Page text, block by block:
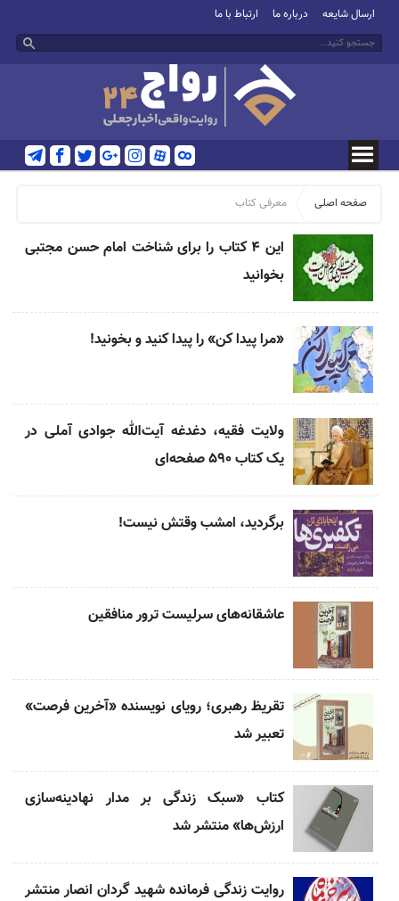
ارسال شایعه درباره ما ارتباط با ما
صفحه اصلی معرفی کتاب
این ۴ کتاب را برای شناخت امام حسن مجتبی
بخوانید
«مرا پیدا کن» را پیدا کنید و بخونید!
ولایت فقیه، دغدغه آیت‌الله جوادی آملی در
یک کتاب ۵۹۰ صفحه‌ای
برگردید، امشب وقتش نیست!
عاشقانه‌های سرلیست ترور منافقین
تقریظ رهبری؛ رویای نویسنده «آخرین فرصت»
تعبیر شد
کتاب «سبک زندگی بر مدار نهادینه‌سازی
ارزش‌ها» منتشر شد
روایت زندگی فرمانده شهید گردان انصار منتشر